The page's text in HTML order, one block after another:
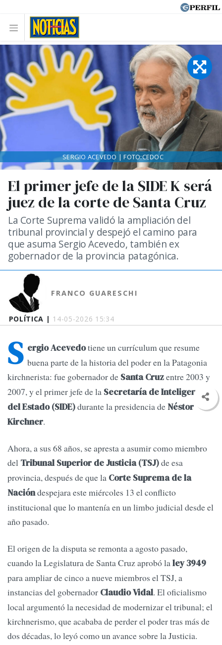
POLÍTICA | 14-05-2026 15:34
El primer jefe de la SIDE K será
juez de la corte de Santa Cruz
La Corte Suprema validó la ampliación del
tribunal provincial y despejó el camino para
que asuma Sergio Acevedo, también ex
gobernador de la provincia patagónica.
FRANCO GUARESCHI
SERGIO ACEVEDO | FOTO:CEDOC
S ergio Acevedotiene un currículum que resume
buena parte de la historia del poder en la Patagonia
kirchnerista: fue gobernador de Santa Cruzentre 2003 y
2007, y el primer jefe de la Secretaría de Inteligencia
del Estado (SIDE)durante la presidencia deNéstor
Kirchner.
Ahora, a sus 68 años, se apresta a asumir como miembro
del Tribunal Superior de Justicia (TSJ)de esa
provincia, después de que la Corte Suprema de la
Nacióndespejara este miércoles 13 el conflicto
institucional que lo mantenía en un limbo judicial desde el
año pasado.
El origen de la disputa se remonta a agosto pasado,
cuando la Legislatura de Santa Cruz aprobó laley 3949
para ampliar de cinco a nueve miembros el TSJ, a
instancias del gobernador Claudio Vidal. El oficialismo
local argumentó la necesidad de modernizar el tribunal; el
kirchnerismo, que acababa de perder el poder tras más de
dos décadas, lo leyó como un avance sobre la Justicia.